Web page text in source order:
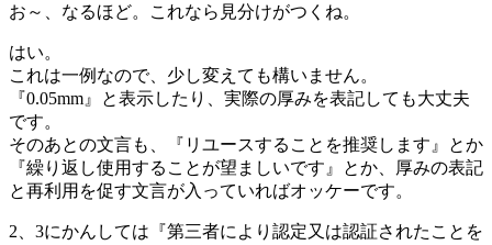
お～、なるほど。これなら見分けがつくね。
はい。
これは一例なので、少し変えても構いません。
『0.05mm』と表示したり、実際の厚みを表記しても大丈夫
です。
そのあとの文言も、『リユースすることを推奨します』とか
『繰り返し使用することが望ましいです』とか、厚みの表記
と再利用を促す文言が入っていればオッケーです。
2、3にかんしては『第三者により認定又は認証されたことを